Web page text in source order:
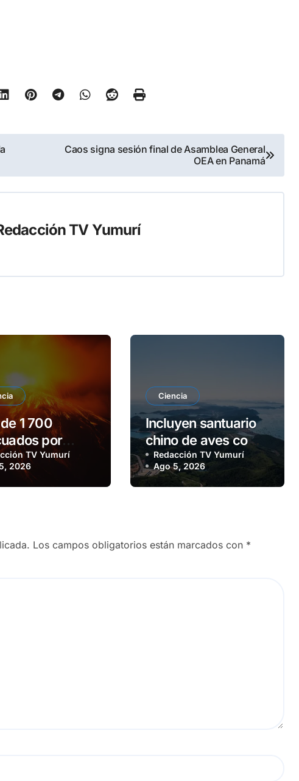
Caos signa sesión final de Asamblea General
OEA en Panamá
TV Yumurí
1 700
por
del volcán
TV Yumurí
2026
Ciencia
Incluyen santuario
chino de aves como
Patrimonio Natural
Mundial
Redacción TV Yumurí
Ago 5, 2026
Los campos obligatorios están marcados con *